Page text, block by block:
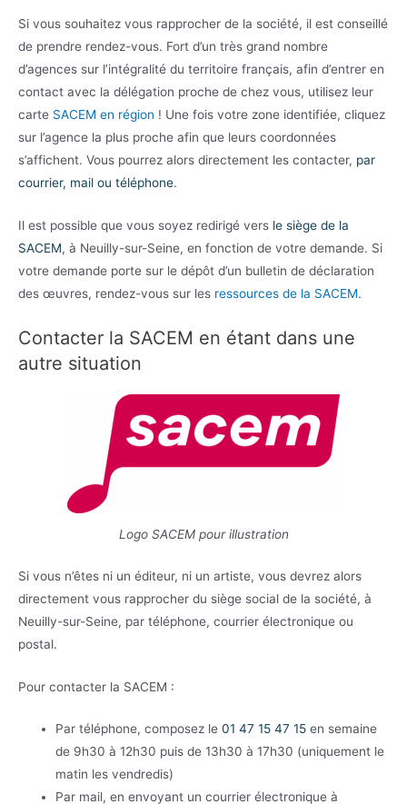
Si vous souhaitez vous rapprocher de la société, il est conseillé
de prendre rendez-vous. Fort d’un très grand nombre
d’agences sur l’intégralité du territoire français, afin d’entrer en
contact avec la délégation proche de chez vous, utilisez leur
carte SACEM en région ! Une fois votre zone identifiée, cliquez
sur l’agence la plus proche afin que leurs coordonnées
s’affichent. Vous pourrez alors directement les contacter, par
courrier, mail ou téléphone.
Il est possible que vous soyez redirigé vers le siège de la
SACEM, à Neuilly-sur-Seine, en fonction de votre demande. Si
votre demande porte sur le dépôt d’un bulletin de déclaration
des œuvres, rendez-vous sur les ressources de la SACEM.
Contacter la SACEM en étant dans une
autre situation
Logo SACEM pour illustration
Si vous n’êtes ni un éditeur, ni un artiste, vous devrez alors
directement vous rapprocher du siège social de la société, à
Neuilly-sur-Seine, par téléphone, courrier électronique ou
postal.
Pour contacter la SACEM :
Par téléphone, composez le01 47 15 47 15 en semaine
de 9h30 à 12h30 puis de 13h30 à 17h30 (uniquement le
matin les vendredis)
Par mail, en envoyant un courrier électronique à